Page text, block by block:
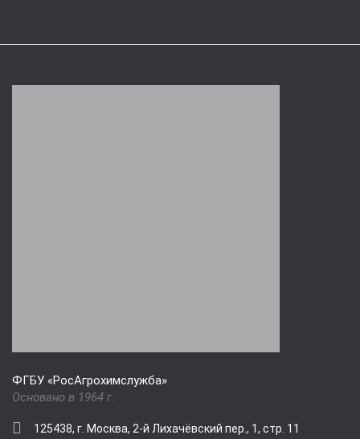
ФГБУ «РосАгрохимслужба»
Основано в 1964 г.
125438, г. Москва, 2-й Лихачёвский пер., 1, стр. 11